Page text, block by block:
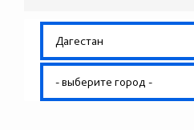
Дагестан
- выберите город -